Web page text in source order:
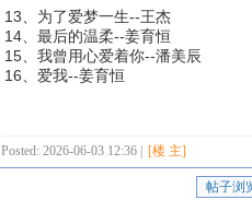
13、为了爱梦一生--王杰
14、最后的温柔--姜育恒
15、我曾用心爱着你--潘美辰
16、爱我--姜育恒
Posted: 2026-06-03 12:36 | [楼 主]
帖子浏